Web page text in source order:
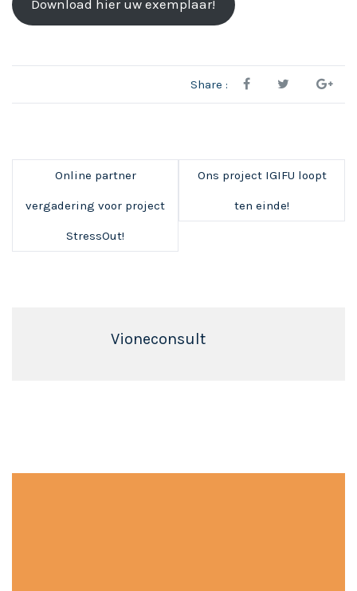
Download hier uw exemplaar!
Share :
Online partner
vergadering voor project
StressOut!
Ons project IGIFU loopt
ten einde!
Vioneconsult